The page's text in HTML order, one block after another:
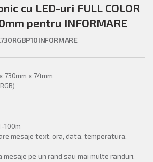
cu LED-uri FULL COLOR
pentru INFORMARE
730mm x 74mm
100m
mesaje text, ora, data, temperatura,
pe un rand sau mai multe randuri.